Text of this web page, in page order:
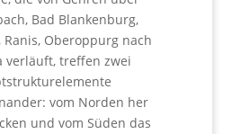
Bad Blankenburg,
Ranis, Oberoppurg nach
verläuft, treffen zwei
vom Norden her
und vom Süden das